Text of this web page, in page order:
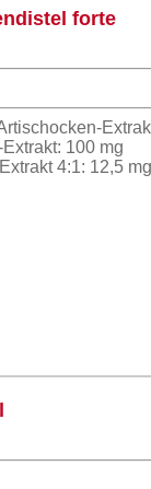
forte
100 mg
4:1: 12,5 mg